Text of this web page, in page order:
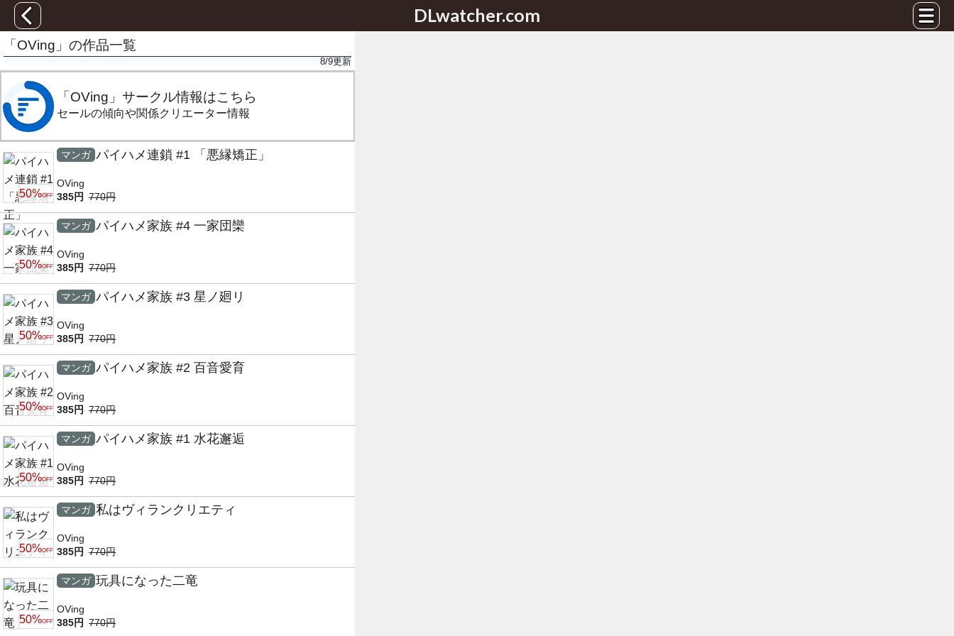
DLwatcher.com
「OVing」の作品一覧
8/9更新
「OVing」サークル情報はこちら
セールの傾向や関係クリエーター情報
50%OFF
マンガ パイハメ連鎖 #1 「悪縁矯正」
OVing
385円 770円
50%OFF
マンガ パイハメ家族 #4 一家団欒
OVing
385円 770円
50%OFF
マンガ パイハメ家族 #3 星ノ廻リ
OVing
385円 770円
50%OFF
マンガ パイハメ家族 #2 百音愛育
OVing
385円 770円
50%OFF
マンガ パイハメ家族 #1 水花邂逅
OVing
385円 770円
50%OFF
マンガ 私はヴィランクリエティ
OVing
385円 770円
50%OFF
マンガ 玩具になった二竜
OVing
385円 770円